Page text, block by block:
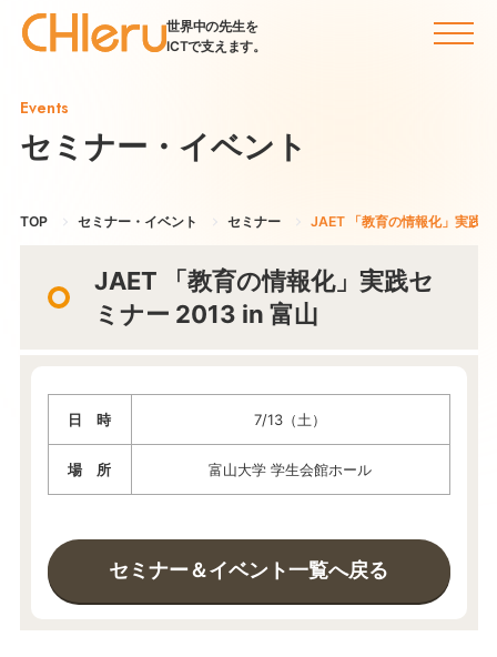
世界中の先生を
ICTで支えます。
Events
セミナー・イベント
TOP セミナー・イベント セミナー JAET 「教育の情報化」実践
JAET 「教育の情報化」実践セ
ミナー 2013 in 富山
日 時 7/13（土）
場 所 富山大学 学生会館ホール
セミナー＆イベント一覧へ戻る